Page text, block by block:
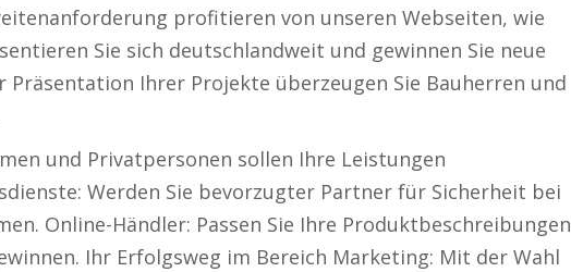
profitieren von unseren Webseiten, wie
Sie sich deutschlandweit und gewinnen Sie neue
Präsentation Ihrer Projekte überzeugen Sie Bauherren und
und Privatpersonen sollen Ihre Leistungen
Werden Sie bevorzugter Partner für Sicherheit bei
Online-Händler: Passen Sie Ihre Produktbeschreibungen
Ihr Erfolgsweg im Bereich Marketing: Mit der Wahl